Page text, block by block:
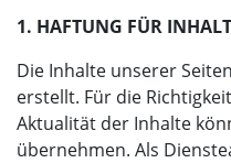
1. HAFTUNG FÜR
Die Inhalte unserer
erstellt. Für die
Aktualität der Inhalte
übernehmen. Als